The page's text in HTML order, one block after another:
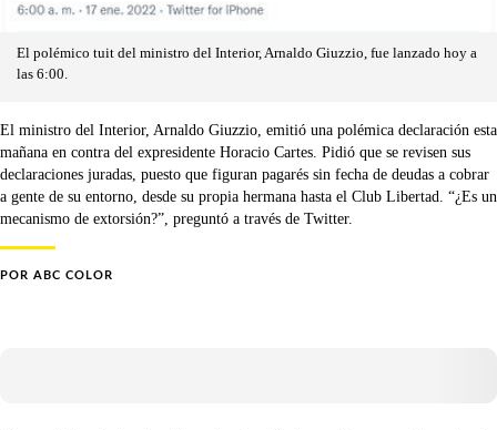
El polémico tuit del ministro del Interior, Arnaldo Giuzzio, fue lanzado hoy a
las 6:00.
El ministro del Interior, Arnaldo Giuzzio, emitió una polémica declaración esta
mañana en contra del expresidente Horacio Cartes. Pidió que se revisen sus
declaraciones juradas, puesto que figuran pagarés sin fecha de deudas a cobrar
a gente de su entorno, desde su propia hermana hasta el Club Libertad. “¿Es un
mecanismo de extorsión?”, preguntó a través de Twitter.
POR ABC COLOR